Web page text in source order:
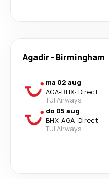
Agadir - Birmingham
ma 02 aug
AGA-BHX· Direct
TUI Airways
do 05 aug
BHX-AGA· Direct
TUI Airways